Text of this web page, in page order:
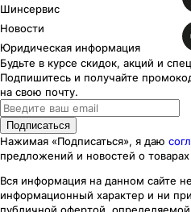
Шинсервис
Новости
Юридическая информация
Будьте в курсе скидок, акций и
Подпишитесь и получайте
на свою почту.
Подписаться
Нажимая «Подписаться», я даю
предложений и новостей о товарах
Вся информация на данном сайте
информационный характер и ни